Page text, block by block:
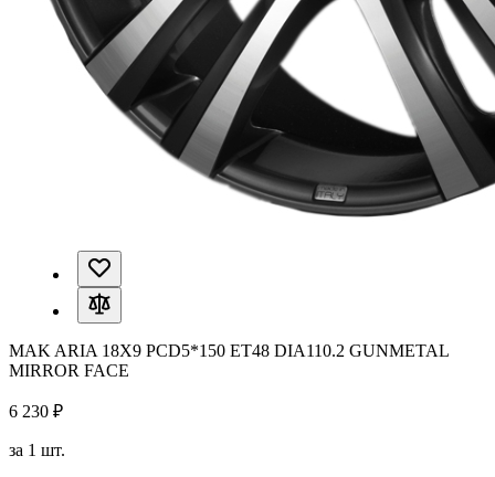
MAK ARIA 18X9 PCD5*150 ET48 DIA110.2 GUNMETAL
MIRROR FACE
6 230 ₽
за 1 шт.